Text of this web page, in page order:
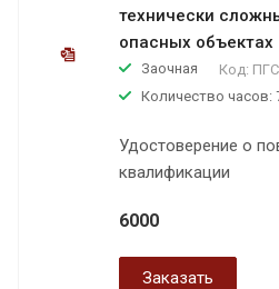
технически
опасных объектах
Заочная Код:
Количество часов:
Удостоверение о
квалификации
6000
Заказать